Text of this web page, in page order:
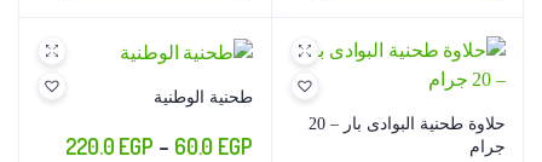
المنتج
حلاوة طحنية البوادى بار – 20
جرام
طحنية الوطنية
60.0 EGP
–
220.0 EGP